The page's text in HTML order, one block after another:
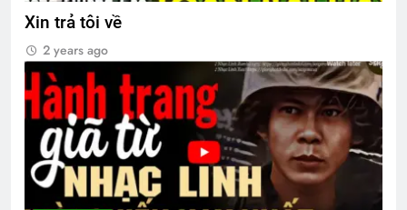
2 Years Ago
TÌNH YÊU BẤT TẬN (Rabindranath
Tagore)
3 Years Ago
Xin trả tôi về
2 years ago